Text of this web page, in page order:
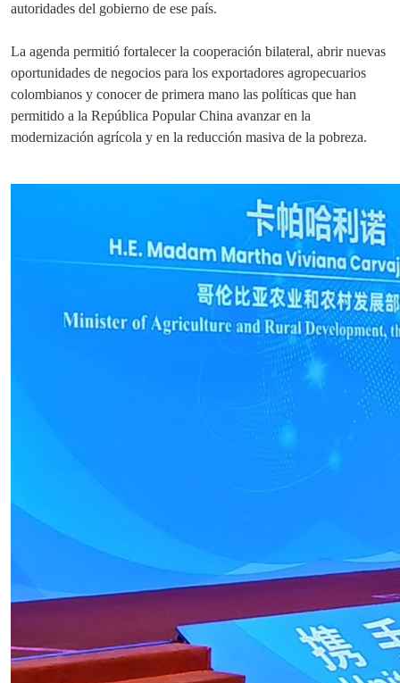
autoridades del gobierno de ese país.
La agenda permitió fortalecer la cooperación bilateral, abrir nuevas
oportunidades de negocios para los exportadores agropecuarios
colombianos y conocer de primera mano las políticas que han
permitido a la República Popular China avanzar en la
modernización agrícola y en la reducción masiva de la pobreza.